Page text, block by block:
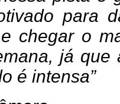
para
chegar o
já que
é intensa”